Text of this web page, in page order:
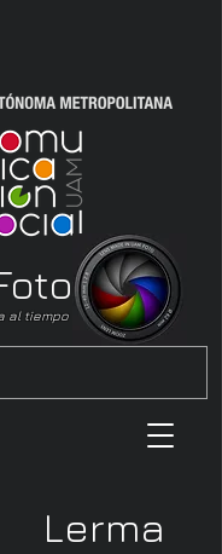
al tiempo
Lerma